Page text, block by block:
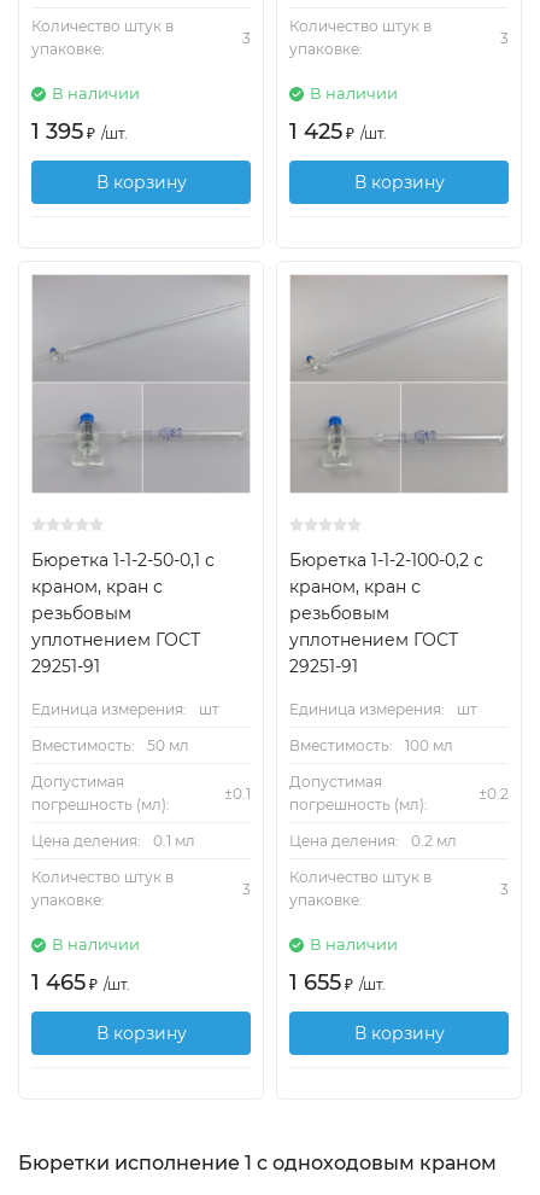
Количество штук в
упаковке:
3
В наличии
1 395 ₽ /шт.
В корзину
Количество штук в
упаковке:
3
В наличии
1 425 ₽ /шт.
В корзину
Бюретка 1-1-2-50-0,1 с
краном, кран с
резьбовым
уплотнением ГОСТ
29251-91
Единица измерения:
шт
Вместимость:
50 мл
Допустимая
погрешность (мл):
±0.1
Цена деления:
0.1 мл
Количество штук в
упаковке:
3
В наличии
1 465 ₽ /шт.
В корзину
Бюретка 1-1-2-100-0,2 с
краном, кран с
резьбовым
уплотнением ГОСТ
29251-91
Единица измерения:
шт
Вместимость:
100 мл
Допустимая
погрешность (мл):
±0.2
Цена деления:
0.2 мл
Количество штук в
упаковке:
3
В наличии
1 655 ₽ /шт.
В корзину
Бюретки исполнение 1 с одноходовым краном